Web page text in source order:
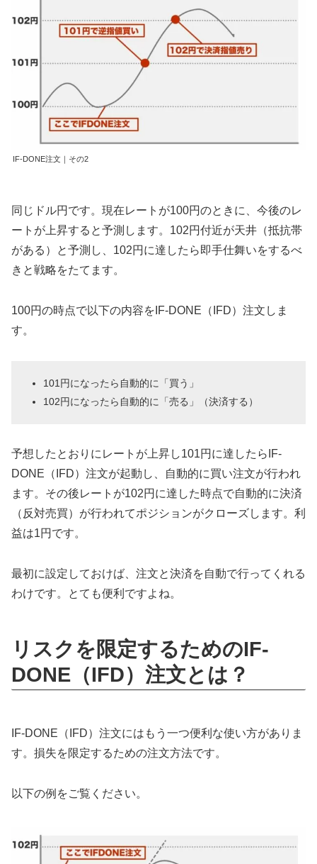
IF-DONE注文｜その2
同じドル円です。現在レートが100円のときに、今後のレ
ートが上昇すると予測します。102円付近が天井（抵抗帯
がある）と予測し、102円に達したら即手仕舞いをするべ
きと戦略をたてます。
100円の時点で以下の内容をIF-DONE（IFD）注文しま
す。
101円になったら自動的に「買う」
102円になったら自動的に「売る」（決済する）
予想したとおりにレートが上昇し101円に達したらIF-
DONE（IFD）注文が起動し、自動的に買い注文が行われ
ます。その後レートが102円に達した時点で自動的に決済
（反対売買）が行われてポジションがクローズします。利
益は1円です。
最初に設定しておけば、注文と決済を自動で行ってくれる
わけです。とても便利ですよね。
リスクを限定するためのIF-
DONE（IFD）注文とは？
IF-DONE（IFD）注文にはもう一つ便利な使い方がありま
す。損失を限定するための注文方法です。
以下の例をご覧ください。